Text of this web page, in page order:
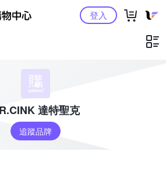
Yahoo購物中心登入
達特聖克
追蹤品牌